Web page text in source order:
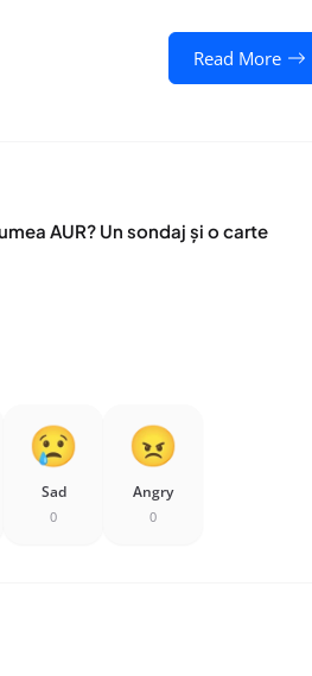
Read More
AUR? Un sondaj şi o carte
Sad
0
Angry
0